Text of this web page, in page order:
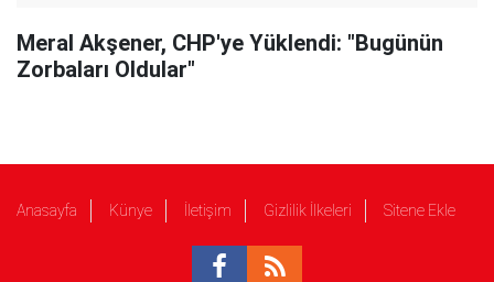
Meral Akşener, CHP'ye Yüklendi: "Bugünün
Zorbaları Oldular"
Anasayfa Künye İletişim Gizlilik İlkeleri Sitene Ekle